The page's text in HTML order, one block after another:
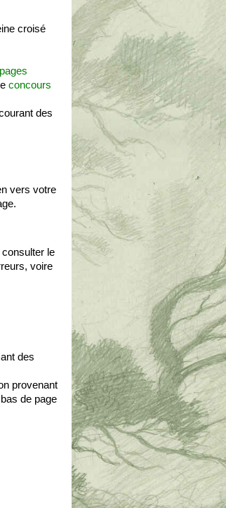
croisé
concours
des
vers votre
le
voire
des
provenant
de page